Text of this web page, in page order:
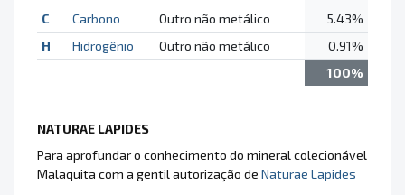
C
Carbono Outro não metálico
5.43%
H
Hidrogênio Outro não metálico
0.91%
100%
NATURAE LAPIDES
Para aprofundar o conhecimento do mineral colecionável
Malaquita com a gentil autorização de Naturae Lapides